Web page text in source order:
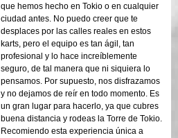
que hemos hecho en Tokio o en cualquier
ciudad antes. No puedo creer que te
desplaces por las calles reales en estos
karts, pero el equipo es tan ágil, tan
profesional y lo hace increíblemente
seguro, de tal manera que ni siquiera lo
pensamos. Por supuesto, nos disfrazamos
y no dejamos de reír en todo momento. Es
un gran lugar para hacerlo, ya que cubres
buena distancia y rodeas la Torre de Tokio.
Recomiendo esta experiencia única a